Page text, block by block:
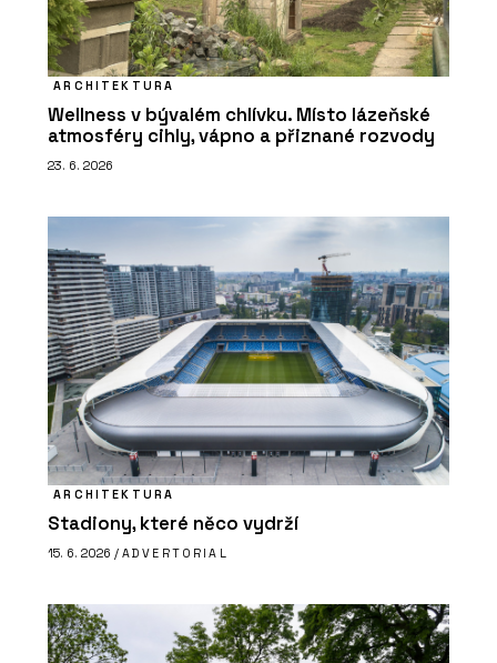
ARCHITEKTURA
Wellness v bývalém chlívku. Místo lázeňské
atmosféry cihly, vápno a přiznané rozvody
23. 6. 2026
ARCHITEKTURA
Stadiony, které něco vydrží
15. 6. 2026 / ADVERTORIAL